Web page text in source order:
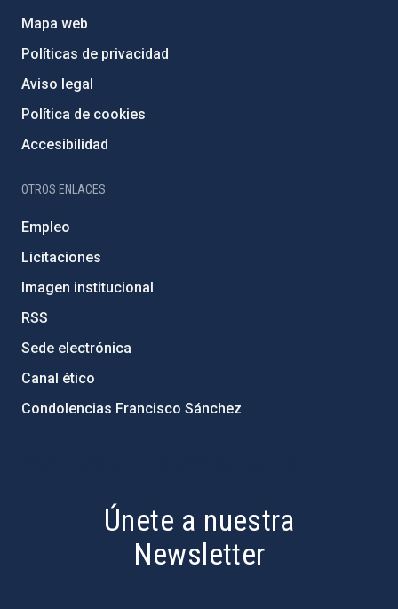
Mapa web
Políticas de privacidad
Aviso legal
Política de cookies
Accesibilidad
OTROS ENLACES
Empleo
Licitaciones
Imagen institucional
RSS
Sede electrónica
Canal ético
Condolencias Francisco Sánchez
Únete a nuestra
Newsletter